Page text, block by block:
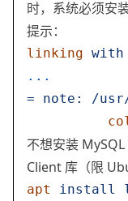
时，系统必须安
提示：
linking with
...
= note: /
不想安装
Client 库（限
apt install